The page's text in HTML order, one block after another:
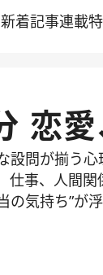
新着記事連載
恋
設問が揃う心
仕事、人間関
の気持ち”が